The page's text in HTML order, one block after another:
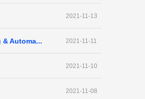
2021-11-13
& Automa... 2021-11-11
2021-11-10
2021-11-08